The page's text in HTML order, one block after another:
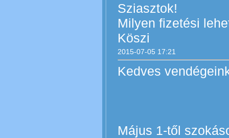
2015-07-05 17:21
Sziasztok!
Milyen fizetési
Köszi
Kedves
Május 1-től